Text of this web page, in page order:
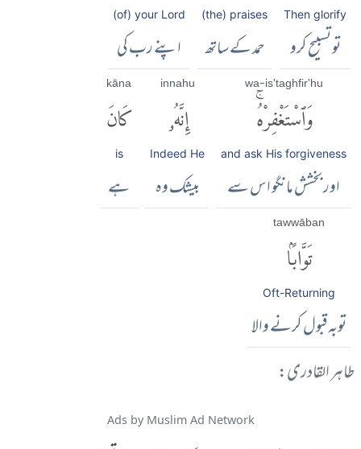
Then glorify
تو تسبیح کرو
(the) praises
حمد کے ساتھ
(of) your Lord
اپنے رب کی
wa-is'taghfir'hu
وَٱسْتَغْفِرْهُۚ
and ask His forgiveness
اور بخشش مانگو اس سے
innahu
إِنَّهُۥ
Indeed He
بیشک وہ
kāna
كَانَ
is
ہے
tawwāban
تَوَّابًۢا
Oft-Returning
توبہ قبول کرنے والا
طاہر القادری:
Ads by Muslim Ad Network